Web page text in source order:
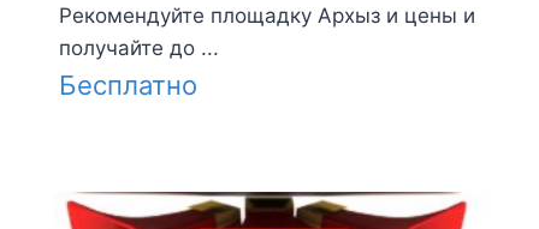
Рекомендуйте площадку Архыз и цены и
получайте до ...
Бесплатно